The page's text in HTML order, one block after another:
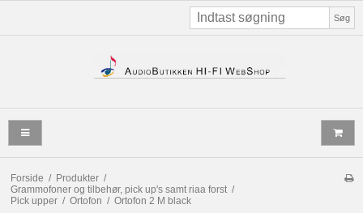
Søg
Forside / Produkter /
Grammofoner og tilbehør, pick up's samt riaa forst /
Pick upper / Ortofon / Ortofon 2 M black